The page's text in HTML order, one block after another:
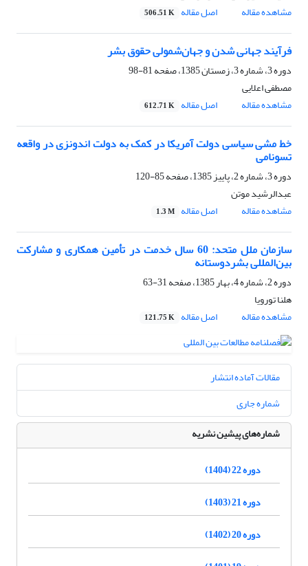
مشاهده مقاله
اصل مقاله 506.51 K
فرآیند جهانی شدن و جهان‌شمولی حقوق بشر
دوره 3، شماره 3، زمستان 1385، صفحه
81-98
مصطفی اعلایی
مشاهده مقاله
اصل مقاله 612.71 K
خط مشی سیاسی دولت آمریکا در کمک به دولت اندونزی در واقعه
تسونامی
دوره 3، شماره 2، پاییز 1385، صفحه
85-120
عبدالرشید موتن
مشاهده مقاله
اصل مقاله 1.3 M
سازمان ملل متحد: 60 سال خدمت در تأمین همکاری و مشارکت
بین‌المللی بشر‌دوستانه
دوره 2، شماره 4، بهار 1385، صفحه
31-63
هلنا تورویا
مشاهده مقاله
اصل مقاله 121.75 K
مقالات آماده انتشار
شماره جاری
شماره‌های پیشین نشریه
دوره 22 (1404)
دوره 21 (1403)
دوره 20 (1402)